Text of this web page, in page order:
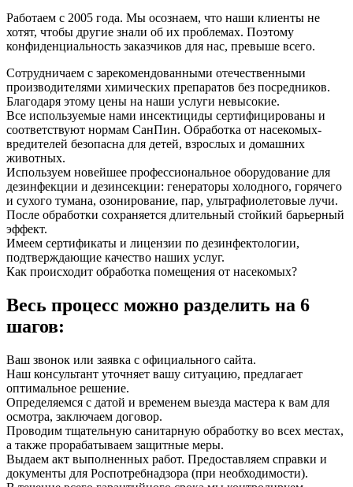
Работаем с 2005 года. Мы осознаем, что наши клиенты не
хотят, чтобы другие знали об их проблемах. Поэтому
конфиденциальность заказчиков для нас, превыше всего.
Сотрудничаем с зарекомендованными отечественными
производителями химических препаратов без посредников.
Благодаря этому цены на наши услуги невысокие.
Все используемые нами инсектициды сертифицированы и
соответствуют нормам СанПин. Обработка от насекомых-
вредителей безопасна для детей, взрослых и домашних
животных.
Используем новейшее профессиональное оборудование для
дезинфекции и дезинсекции: генераторы холодного, горячего
и сухого тумана, озонирование, пар, ультрафиолетовые лучи.
После обработки сохраняется длительный стойкий барьерный
эффект.
Имеем сертификаты и лицензии по дезинфектологии,
подтверждающие качество наших услуг.
Как происходит обработка помещения от насекомых?
Весь процесс можно разделить на 6
шагов:
Ваш звонок или заявка с официального сайта.
Наш консультант уточняет вашу ситуацию, предлагает
оптимальное решение.
Определяемся с датой и временем выезда мастера к вам для
осмотра, заключаем договор.
Проводим тщательную санитарную обработку во всех местах,
а также прорабатываем защитные меры.
Выдаем акт выполненных работ. Предоставляем справки и
документы для Роспотребнадзора (при необходимости).